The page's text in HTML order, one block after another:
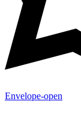
Envelope-open